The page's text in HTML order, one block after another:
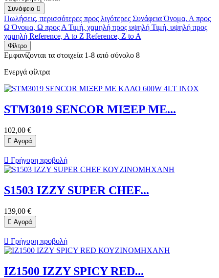
Συνάφεια 
Πωλήσεις, περισσότερες προς λιγότερες ΣυνάφειαΌνομα, Α προς
ΩΌνομα, Ω προς Α Τιμή, χαμηλή προς υψηλή Τιμή, υψηλή προς
χαμηλή Reference, A to Z Reference, Z to A
Φίλτρο
Εμφανίζονται τα στοιχεία 1-8 από σύνολο 8
Ενεργά φίλτρα
STM3019 SENCOR ΜΙΞΕΡ ΜΕ...
102,00 €
 Αγορά
 Γρήγορη προβολή
S1503 IZZY SUPER CHEF...
139,00 €
 Αγορά
 Γρήγορη προβολή
IZ1500 IZZY SPICY RED...